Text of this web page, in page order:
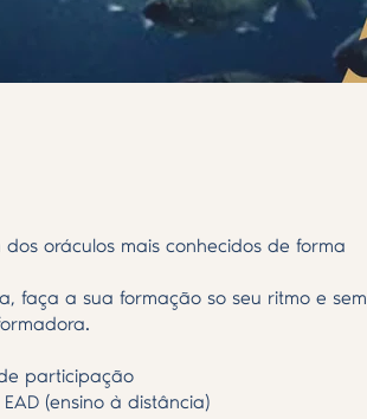
oráculos mais conhecidos de forma
faça a sua formação so seu ritmo e sem
participação
(ensino à distância)